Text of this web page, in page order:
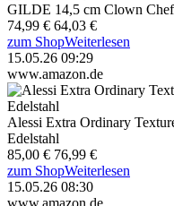
GILDE 14,5 cm Clown
74,99 € 64,03 €
zum ShopWeiterlesen
15.05.26 09:29
www.amazon.de
Alessi Extra Ordinary
Edelstahl
85,00 € 76,99 €
zum ShopWeiterlesen
15.05.26 08:30
www.amazon.de